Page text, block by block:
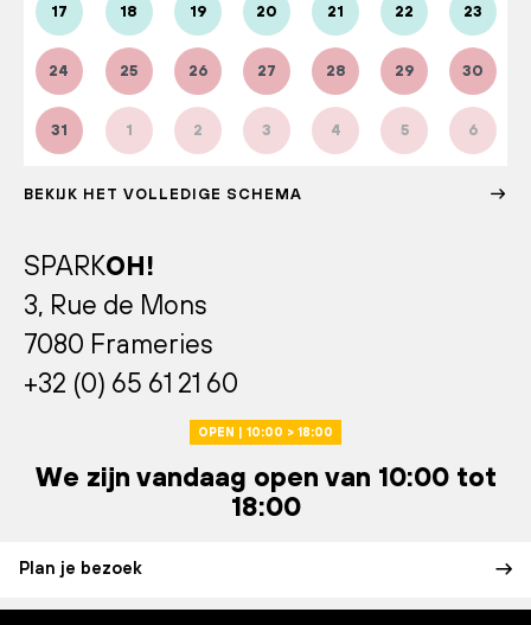
17 18 19 20 21 22 23
24 25 26 27 28 29 30
31 1 2 3 4 5 6
BEKIJK HET VOLLEDIGE SCHEMA
SPARKOH!
3, Rue de Mons
7080 Frameries
+32 (0) 65 61 21 60
OPEN | 10:00 > 18:00
We zijn vandaag open van 10:00 tot
18:00
Plan je bezoek